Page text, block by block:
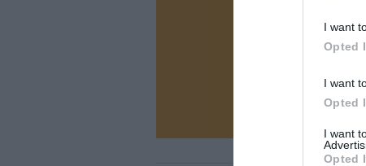
I want
Opted
I want
Opted
I want
Opted